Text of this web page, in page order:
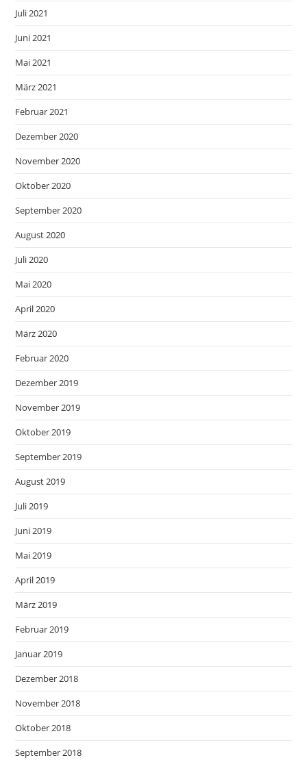
Juli 2021
Juni 2021
Mai 2021
März 2021
Februar 2021
Dezember 2020
November 2020
Oktober 2020
September 2020
August 2020
Juli 2020
Mai 2020
April 2020
März 2020
Februar 2020
Dezember 2019
November 2019
Oktober 2019
September 2019
August 2019
Juli 2019
Juni 2019
Mai 2019
April 2019
März 2019
Februar 2019
Januar 2019
Dezember 2018
November 2018
Oktober 2018
September 2018